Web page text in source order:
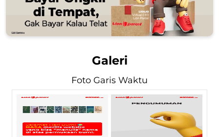
Galeri
Foto Garis Waktu